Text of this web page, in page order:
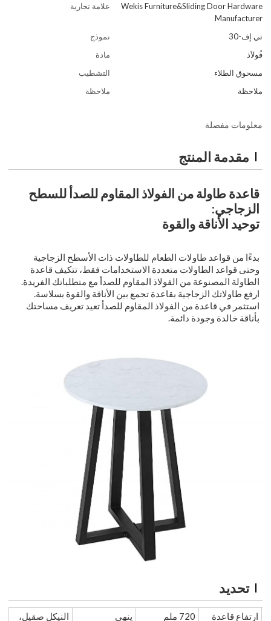
علامة تجارية
Wekis Furniture&Sliding Door Hardware
Manufacturer
نموذج
تي إف-30
مادة
فُولاَذ
التشطيب
مسحوق الطلاء
ملاحظة
ملاحظة
معلومات مفصلة
مقدمة المنتج
قاعدة طاولة من الفولاذ المقاوم للصدأ للسطح
الزجاجي:
توحيد الأناقة والقوة
بدءًا من قواعد طاولات الطعام للطاولات ذات الأسطح الزجاجية
وحتى قواعد الطاولات متعددة الاستخدامات فقط، تتكيف قاعدة
الطاولة المصنوعة من الفولاذ المقاوم للصدأ مع متطلباتك الفريدة.
ارفع طاولاتك الزجاجية بقاعدة تجمع بين الأناقة والقوة بسلاسة.
استثمر في قاعدة من الفولاذ المقاوم للصدأ تعيد تعريف مساحتك
بأناقة خالدة وجودة دائمة.
تحديد
ارتفاع قاعدة
720 ملم ينهي النيكل صقيل،